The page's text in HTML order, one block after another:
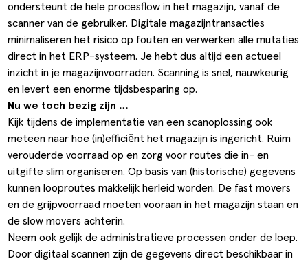
Workflow
Voorraad management &
Documenten aanpassen
Downloads
Klantcases
Business Central Trainingen
aanpak
klanten
team
bij SucceedIT
partners
doelen
ondersteunt de hele procesflow in het magazijn, vanaf de
scanner van de gebruiker. Digitale magazijntransacties
minimaliseren het risico op fouten en verwerken alle mutaties
direct in het ERP-systeem. Je hebt dus altijd een actueel
inzicht in je magazijnvoorraden. Scanning is snel, nauwkeurig
en levert een enorme tijdsbesparing op.
Nu we toch bezig zijn …
Kijk tijdens de implementatie van een scanoplossing ook
meteen naar hoe (in)efficiënt het magazijn is ingericht. Ruim
verouderde voorraad op en zorg voor routes die in- en
uitgifte slim organiseren. Op basis van (historische) gegevens
kunnen looproutes makkelijk herleid worden. De fast movers
en de grijpvoorraad moeten vooraan in het magazijn staan en
de slow movers achterin.
Neem ook gelijk de administratieve processen onder de loep.
Door digitaal scannen zijn de gegevens direct beschikbaar in